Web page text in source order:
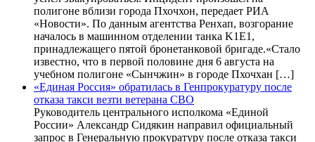
полигоне вблизи города Пхочхон, передает РИА
«Новости». По данным агентства Ренхап, возгорание
началось в машинном отделении танка K1E1,
принадлежащего пятой бронетанковой бригаде.«Стало
известно, что в первой половине дня 6 августа на
учебном полигоне «Сынчжин» в городе Пхочхан […]
«Единая Россия» обратилась в Генпрокуратуру после
отказа такси везти ветерана СВО
Руководитель центрального исполкома «Единой
России» Александр Сидякин направил официальный
запрос в Генеральную прокуратуру после отказа такси